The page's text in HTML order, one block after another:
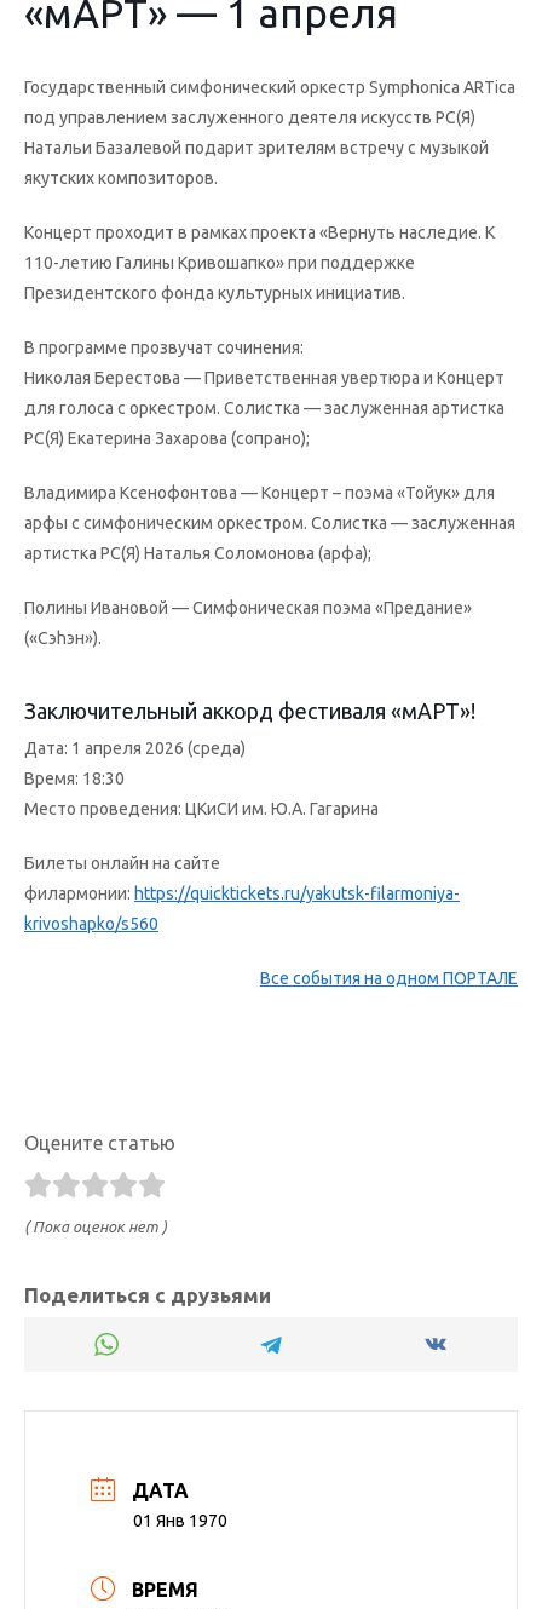
«мАРТ» — 1 апреля
Государственный симфонический оркестр Symphonica ARTica
под управлением заслуженного деятеля искусств РС(Я)
Натальи Базалевой подарит зрителям встречу с музыкой
якутских композиторов.
Концерт проходит в рамках проекта «Вернуть наследие. К
110-летию Галины Кривошапко» при поддержке
Президентского фонда культурных инициатив.
В программе прозвучат сочинения:
Николая Берестова — Приветственная увертюра и Концерт
для голоса с оркестром. Солистка — заслуженная артистка
РС(Я) Екатерина Захарова (сопрано);
Владимира Ксенофонтова — Концерт – поэма «Тойук» для
арфы с симфоническим оркестром. Солистка — заслуженная
артистка РС(Я) Наталья Соломонова (арфа);
Полины Ивановой — Симфоническая поэма «Предание»
(«Сэhэн»).
Заключительный аккорд фестиваля «мАРТ»!
Дата: 1 апреля 2026 (среда)
Время: 18:30
Место проведения: ЦКиСИ им. Ю.А. Гагарина
Билеты онлайн на сайте
филармонии: https://quicktickets.ru/yakutsk-filarmoniya-
krivoshapko/s560
Все события на одном ПОРТАЛЕ
Оцените статью
( Пока оценок нет )
Поделиться с друзьями
ДАТА
01 Янв 1970
ВРЕМЯ